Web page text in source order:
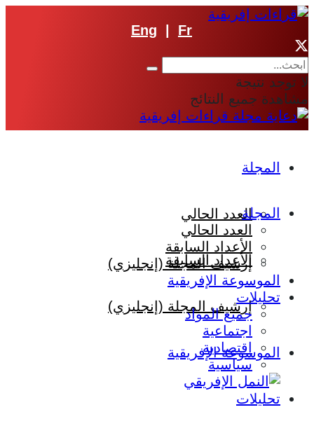
Eng Fr
لا توجد نتيجة
مشاهدة جميع النتائج
المجلة
العدد الحالي
الأعداد السابقة
إرشيف المجلة (إنجليزي)
الموسوعة الإفريقية
تحليلات
المجلة
العدد الحالي
الأعداد السابقة
إرشيف المجلة (إنجليزي)
الموسوعة الإفريقية
تحليلات
جميع المواد
اجتماعية
اقتصادية
سياسية